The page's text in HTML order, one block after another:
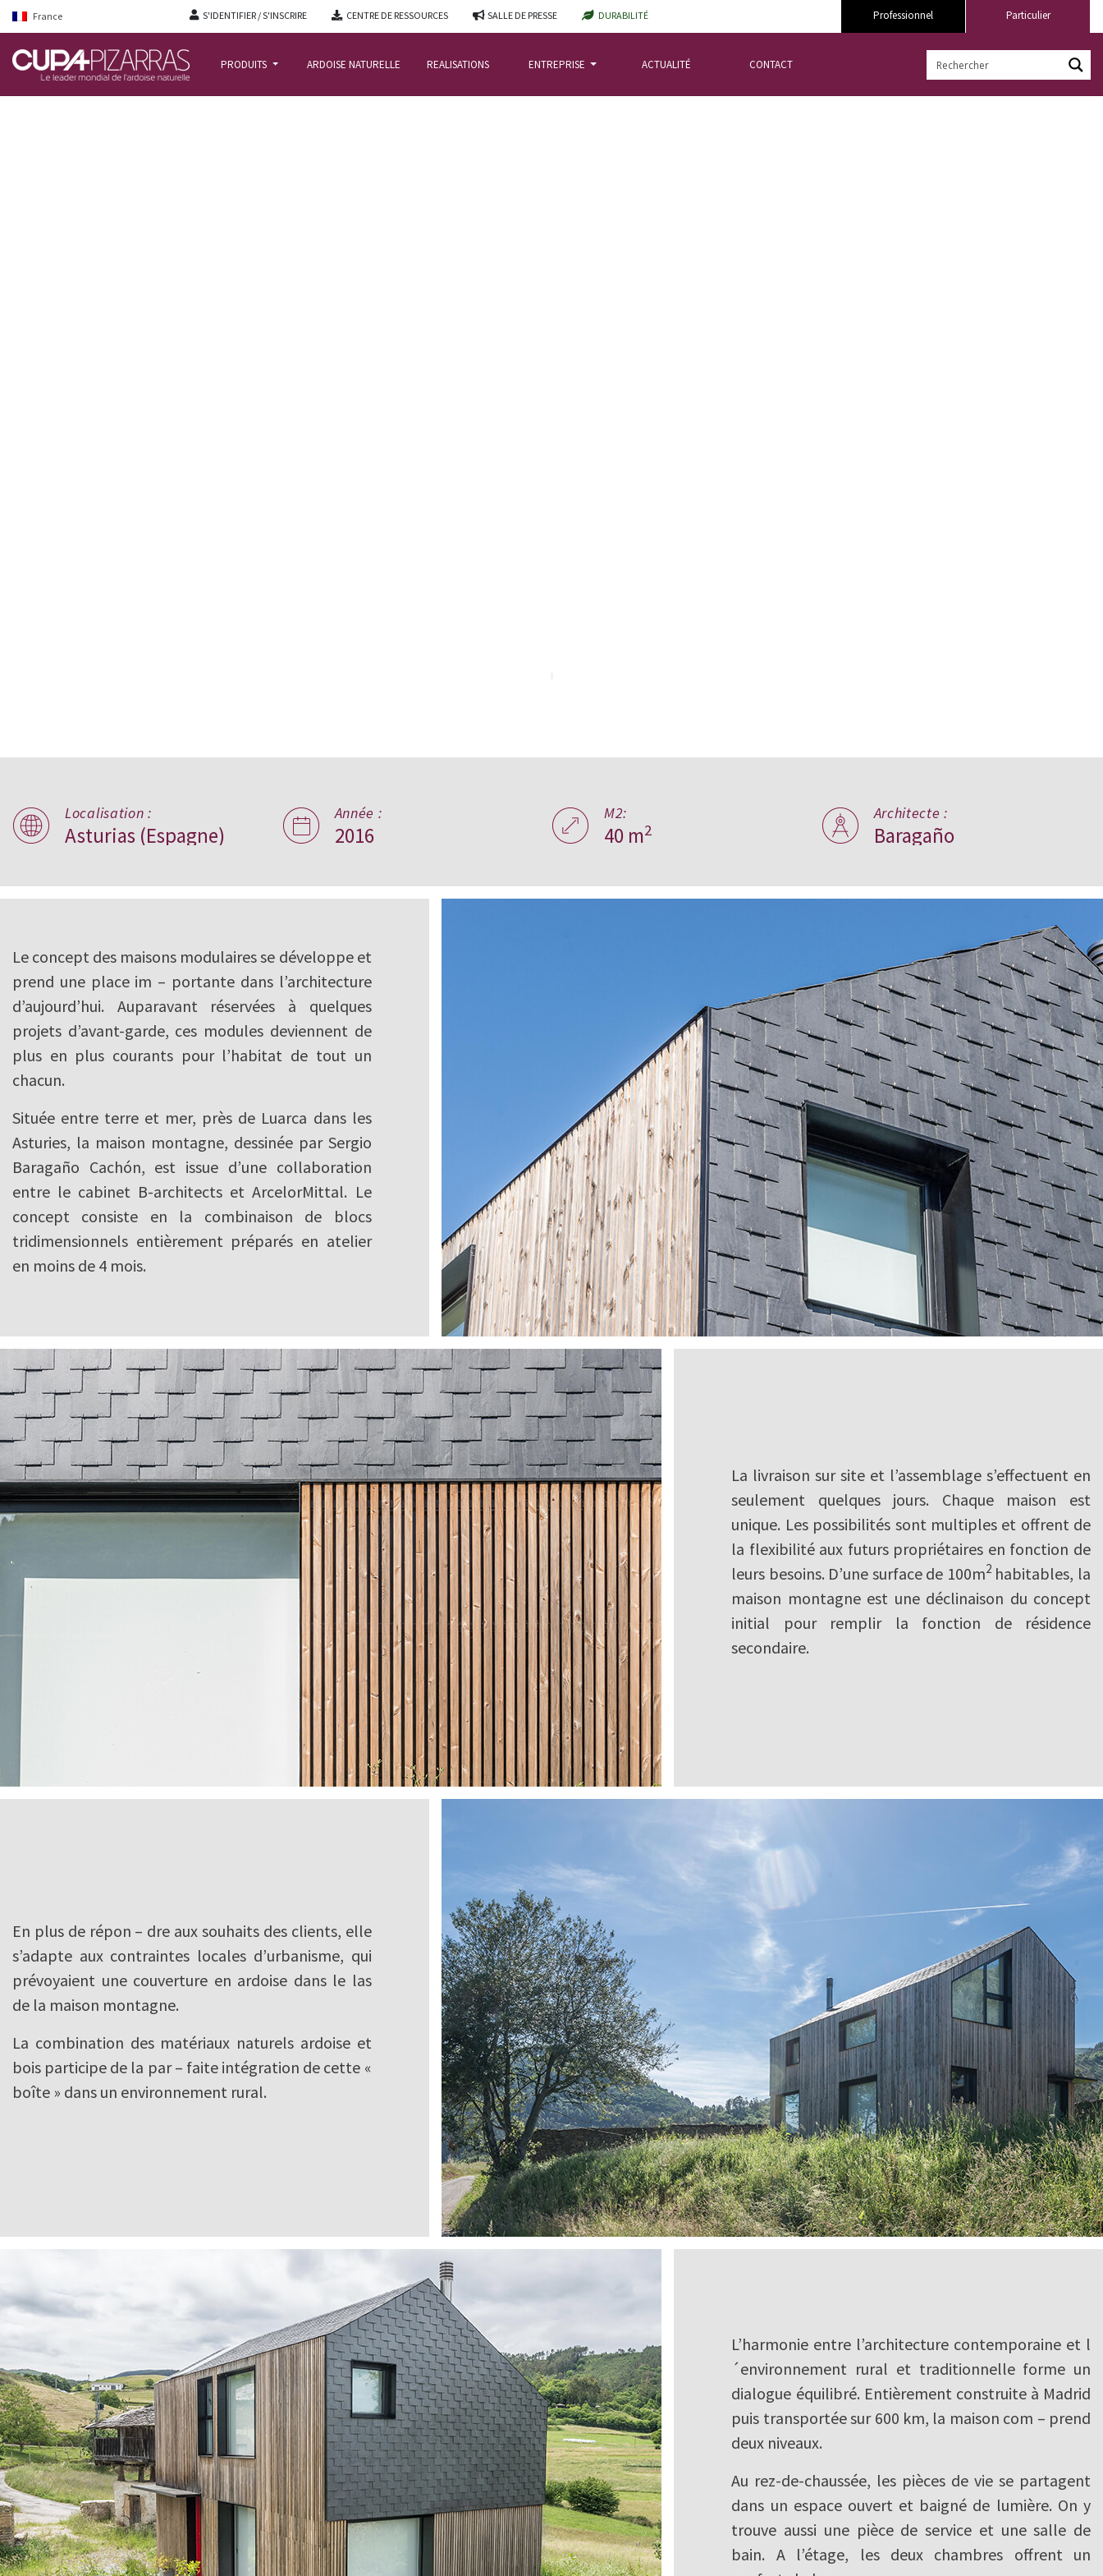
France S'IDENTIFIER / S'INSCRIRE CENTRE DE RESSOURCES SALLE DE PRESSE DURABILITÉ Particulier
Professionnel
PRODUITS ARDOISE NATURELLE REALISATIONS ENTREPRISE ACTUALITÉ CONTACT
B home,
Asturias
Localisation :
Asturias (Espagne)
Année :
2016
M2:
40 m2
Architecte :
Baragaño
Le concept des maisons modulaires se développe et
prend une place im – portante dans l’architecture
d’aujourd’hui. Auparavant réservées à quelques
projets d’avant-garde, ces modules deviennent de
plus en plus courants pour l’habitat de tout un
chacun.
Située entre terre et mer, près de Luarca dans les
Asturies, la maison montagne, dessinée par Sergio
Baragaño Cachón, est issue d’une collaboration
entre le cabinet B-architects et ArcelorMittal. Le
concept consiste en la combinaison de blocs
tridimensionnels entièrement préparés en atelier
en moins de 4 mois.
La livraison sur site et l’assemblage s’effectuent en
seulement quelques jours. Chaque maison est
unique. Les possibilités sont multiples et offrent de
la flexibilité aux futurs propriétaires en fonction de
leurs besoins. D’une surface de 100m2habitables, la
maison montagne est une déclinaison du concept
initial pour remplir la fonction de résidence
secondaire.
En plus de répon – dre aux souhaits des clients, elle
s’adapte aux contraintes locales d’urbanisme, qui
prévoyaient une couverture en ardoise dans le las
de la maison montagne.
La combination des matériaux naturels ardoise et
bois participe de la par – faite intégration de cette «
boîte » dans un environnement rural.
L’harmonie entre l’architecture contemporaine et l
´environnement rural et traditionnelle forme un
dialogue équilibré. Entièrement construite à Madrid
puis transportée sur 600 km, la maison com – prend
deux niveaux.
Au rez-de-chaussée, les pièces de vie se partagent
dans un espace ouvert et baigné de lumière. On y
trouve aussi une pièce de service et une salle de
bain. A l’étage, les deux chambres offrent un